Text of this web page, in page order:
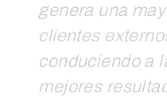
genera una
clientes
conduciendo a
mejores